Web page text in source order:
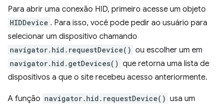
Para abrir uma conexão HID, primeiro acesse um objeto
HIDDevice . Para isso, você pode pedir ao usuário para
selecionar um dispositivo chamando
navigator.hid.requestDevice() ou escolher um em
navigator.hid.getDevices() que retorna uma lista de
dispositivos a que o site recebeu acesso anteriormente.
A função navigator.hid.requestDevice() usa um